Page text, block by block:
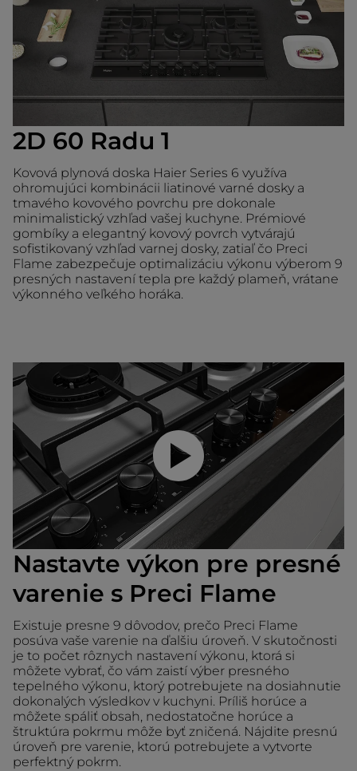
2D 60 Radu 1
Kovová plynová doska Haier Series 6 využíva
ohromujúci kombinácii liatinové varné dosky a
tmavého kovového povrchu pre dokonale
minimalistický vzhľad vašej kuchyne. Prémiové
gombíky a elegantný kovový povrch vytvárajú
sofistikovaný vzhľad varnej dosky, zatiaľ čo Preci
Flame zabezpečuje optimalizáciu výkonu výberom 9
presných nastavení tepla pre každý plameň, vrátane
výkonného veľkého horáka.
Prehrať video
Nastavte výkon pre presné
varenie s Preci Flame
Existuje presne 9 dôvodov, prečo Preci Flame
posúva vaše varenie na ďalšiu úroveň. V skutočnosti
je to počet rôznych nastavení výkonu, ktorá si
môžete vybrať, čo vám zaistí výber presného
tepelného výkonu, ktorý potrebujete na dosiahnutie
dokonalých výsledkov v kuchyni. Príliš horúce a
môžete spáliť obsah, nedostatočne horúce a
štruktúra pokrmu môže byť zničená. Nájdite presnú
úroveň pre varenie, ktorú potrebujete a vytvorte
perfektný pokrm.